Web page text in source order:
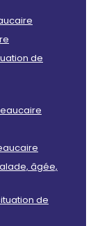
de
âgée,
de